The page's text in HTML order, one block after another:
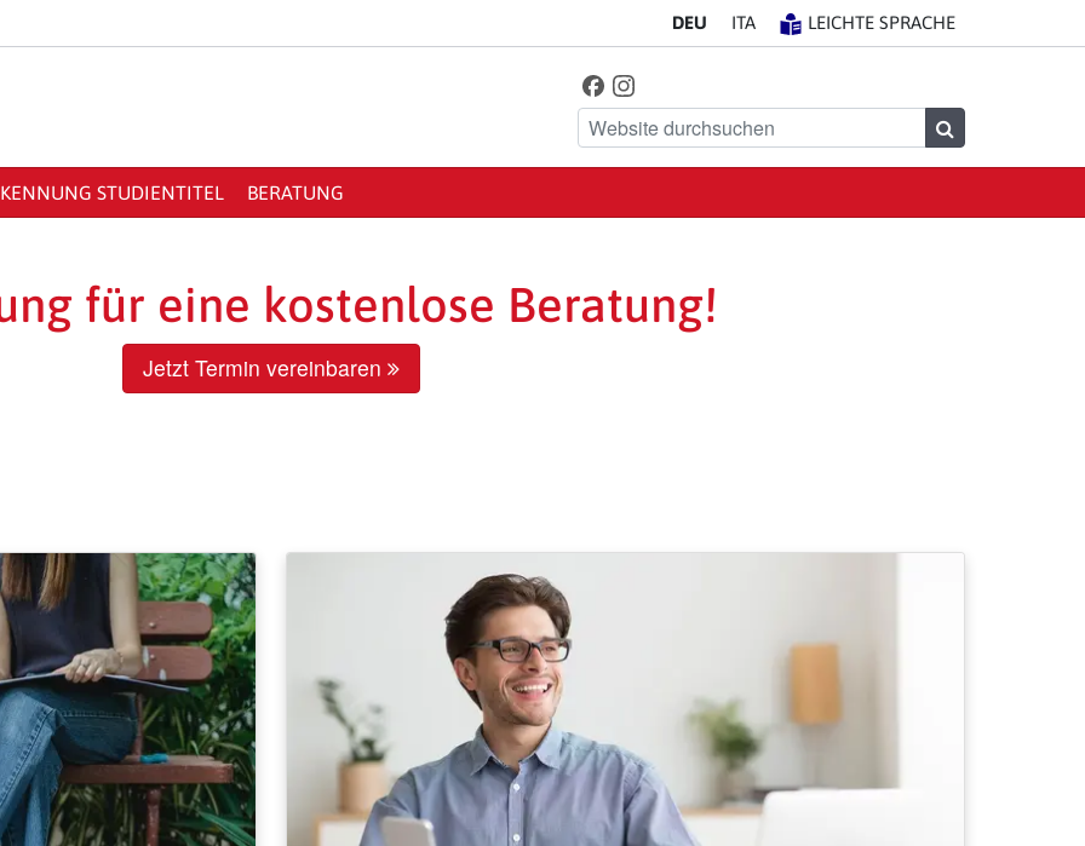
DEU ITA LEICHTE SPRACHE
Finde uns auf
Facebook
Instagram
Website durchsuchen
STUDIENTITEL BERATUNG
für eine kostenlose Beratung!
Jetzt Termin vereinbaren